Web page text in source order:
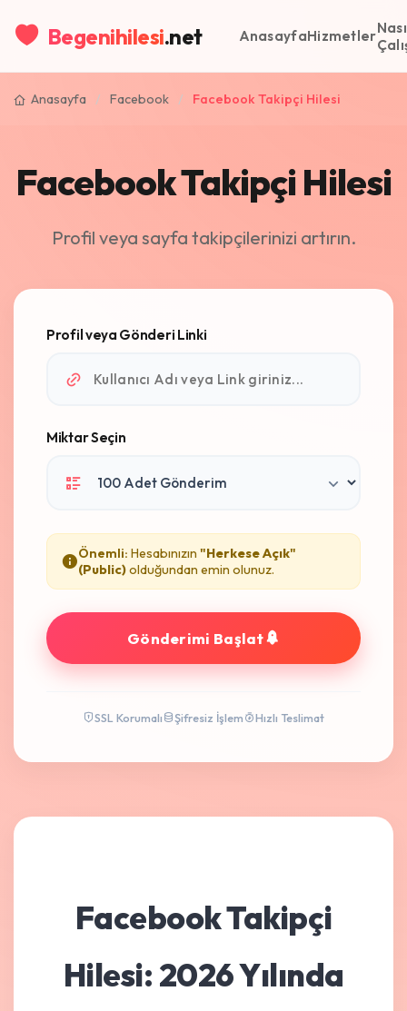
Begenihilesi.net AnasayfaHizmetler
Anasayfa / Facebook / Facebook Takipçi Hilesi
Facebook Takipçi Hilesi
Profil veya sayfa takipçilerinizi artırın.
Profil veya Gönderi Linki
Miktar Seçin
Önemli: Hesabınızın "Herkese Açık"
(Public)olduğundan emin olunuz.
Gönderimi Başlat
SSL Korumalı Şifresiz İşlem Hızlı Teslimat
Facebook Takipçi
Hilesi: 2026 Yılında